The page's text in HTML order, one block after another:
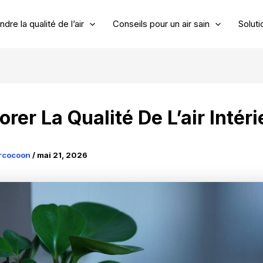
la qualité de l’air Conseils pour un air sain
La Qualité De L’air
/ mai 21, 2026